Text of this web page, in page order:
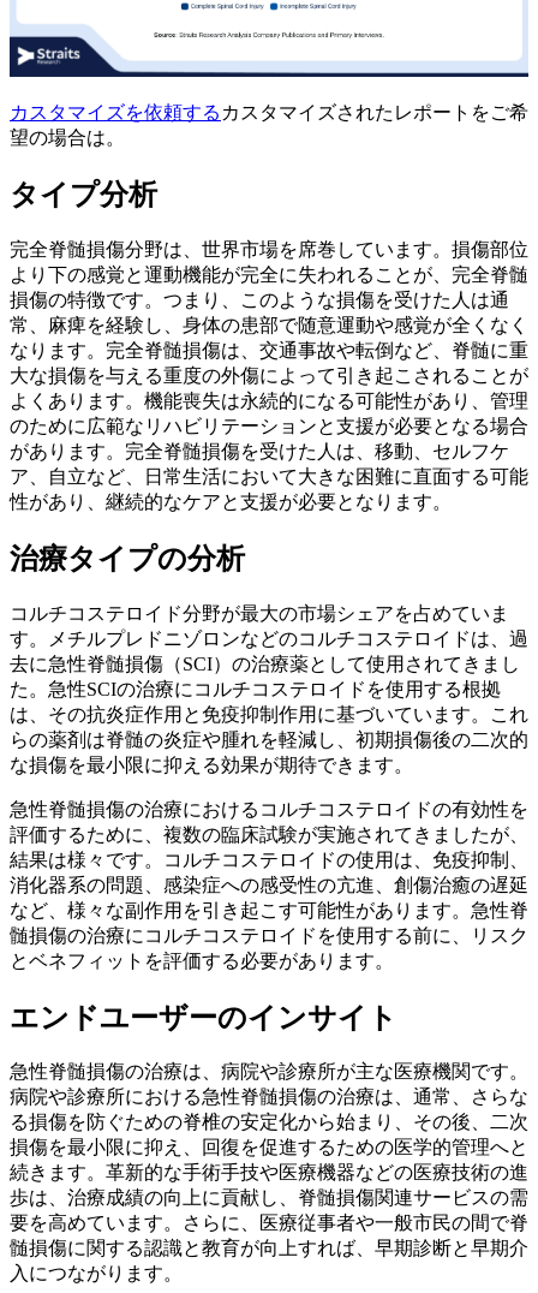
カスタマイズを依頼する カスタマイズされたレポートをご希
望の場合は。
タイプ分析
完全脊髄損傷分野は、世界市場を席巻しています。損傷部位
より下の感覚と運動機能が完全に失われることが、完全脊髄
損傷の特徴です。つまり、このような損傷を受けた人は通
常、麻痺を経験し、身体の患部で随意運動や感覚が全くなく
なります。完全脊髄損傷は、交通事故や転倒など、脊髄に重
大な損傷を与える重度の外傷によって引き起こされることが
よくあります。機能喪失は永続的になる可能性があり、管理
のために広範なリハビリテーションと支援が必要となる場合
があります。完全脊髄損傷を受けた人は、移動、セルフケ
ア、自立など、日常生活において大きな困難に直面する可能
性があり、継続的なケアと支援が必要となります。
治療タイプの分析
コルチコステロイド分野が最大の市場シェアを占めていま
す。メチルプレドニゾロンなどのコルチコステロイドは、過
去に急性脊髄損傷（SCI）の治療薬として使用されてきまし
た。急性SCIの治療にコルチコステロイドを使用する根拠
は、その抗炎症作用と免疫抑制作用に基づいています。これ
らの薬剤は脊髄の炎症や腫れを軽減し、初期損傷後の二次的
な損傷を最小限に抑える効果が期待できます。
急性脊髄損傷の治療におけるコルチコステロイドの有効性を
評価するために、複数の臨床試験が実施されてきましたが、
結果は様々です。コルチコステロイドの使用は、免疫抑制、
消化器系の問題、感染症への感受性の亢進、創傷治癒の遅延
など、様々な副作用を引き起こす可能性があります。急性脊
髄損傷の治療にコルチコステロイドを使用する前に、リスク
とベネフィットを評価する必要があります。
エンドユーザーのインサイト
急性脊髄損傷の治療は、病院や診療所が主な医療機関です。
病院や診療所における急性脊髄損傷の治療は、通常、さらな
る損傷を防ぐための脊椎の安定化から始まり、その後、二次
損傷を最小限に抑え、回復を促進するための医学的管理へと
続きます。革新的な手術手技や医療機器などの医療技術の進
歩は、治療成績の向上に貢献し、脊髄損傷関連サービスの需
要を高めています。さらに、医療従事者や一般市民の間で脊
髄損傷に関する認識と教育が向上すれば、早期診断と早期介
入につながります。